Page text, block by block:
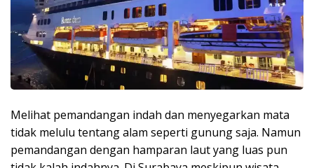
Melihat pemandangan indah dan menyegarkan mata
tidak melulu tentang alam seperti gunung saja. Namun
pemandangan dengan hamparan laut yang luas pun